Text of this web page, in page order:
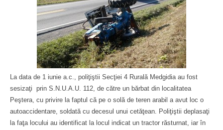
La data de 1 iunie a.c., poliţiştii Secţiei 4 Rurală Medgidia au fost
sesizaţi prin S.N.U.A.U. 112, de către un bărbat din localitatea
Peştera, cu privire la faptul că pe o solă de teren arabil a avut loc o
autoaccidentare, soldată cu decesul unui cetăţean. Poliţiştii deplasaţi
la faţa locului au identificat la locul indicat un tractor răsturnat, iar în